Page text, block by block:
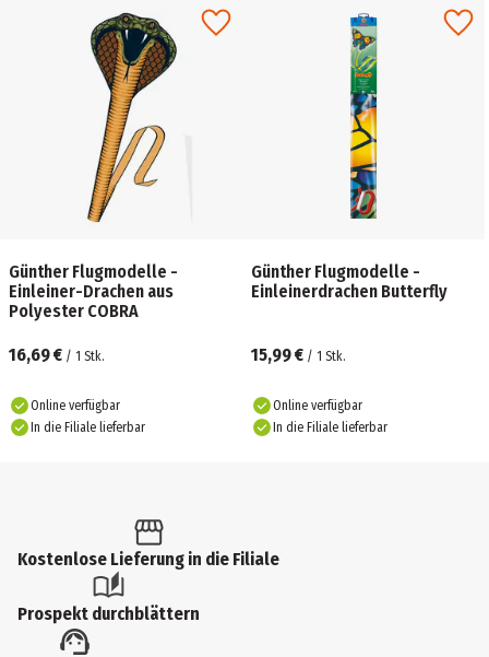
Günther Flugmodelle -
Einleiner-Drachen aus
Polyester COBRA
16,69 € / 1 Stk.
Online verfügbar
In die Filiale lieferbar
Günther Flugmodelle -
Einleinerdrachen Butterfly
15,99 € / 1 Stk.
Online verfügbar
In die Filiale lieferbar
Kostenlose Lieferung in die Filiale
Prospekt durchblättern